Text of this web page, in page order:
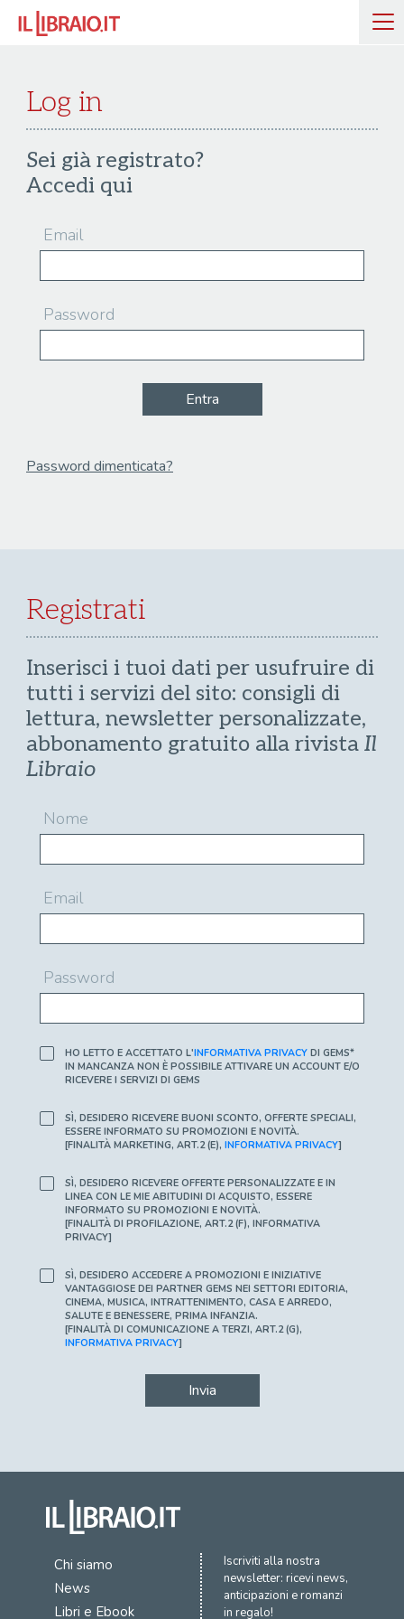
Log in
Sei già registrato?
Accedi qui
Email
Password
Entra
Password dimenticata?
Registrati
Inserisci i tuoi dati per usufruire di
tutti i servizi del sito: consigli di
lettura, newsletter personalizzate,
abbonamento gratuito alla rivista Il
Libraio
Nome
Email
Password
HO LETTO E ACCETTATO L'INFORMATIVA PRIVACY DI GEMS*
IN MANCANZA NON È POSSIBILE ATTIVARE UN ACCOUNT E/O
RICEVERE I SERVIZI DI GEMS
SÌ, DESIDERO RICEVERE BUONI SCONTO, OFFERTE SPECIALI,
ESSERE INFORMATO SU PROMOZIONI E NOVITÀ.
[FINALITÀ MARKETING, ART.2 (E), INFORMATIVA PRIVACY]
SÌ, DESIDERO RICEVERE OFFERTE PERSONALIZZATE E IN
LINEA CON LE MIE ABITUDINI DI ACQUISTO, ESSERE
INFORMATO SU PROMOZIONI E NOVITÀ.
[FINALITÀ DI PROFILAZIONE, ART.2 (F), INFORMATIVA
PRIVACY]
SÌ, DESIDERO ACCEDERE A PROMOZIONI E INIZIATIVE
VANTAGGIOSE DEI PARTNER GEMS NEI SETTORI EDITORIA,
CINEMA, MUSICA, INTRATTENIMENTO, CASA E ARREDO,
SALUTE E BENESSERE, PRIMA INFANZIA.
[FINALITÀ DI COMUNICAZIONE A TERZI, ART.2 (G),
INFORMATIVA PRIVACY]
Invia
Chi siamo
News
Libri e Ebook
Iscriviti alla nostra
newsletter: ricevi news,
anticipazioni e romanzi
in regalo!